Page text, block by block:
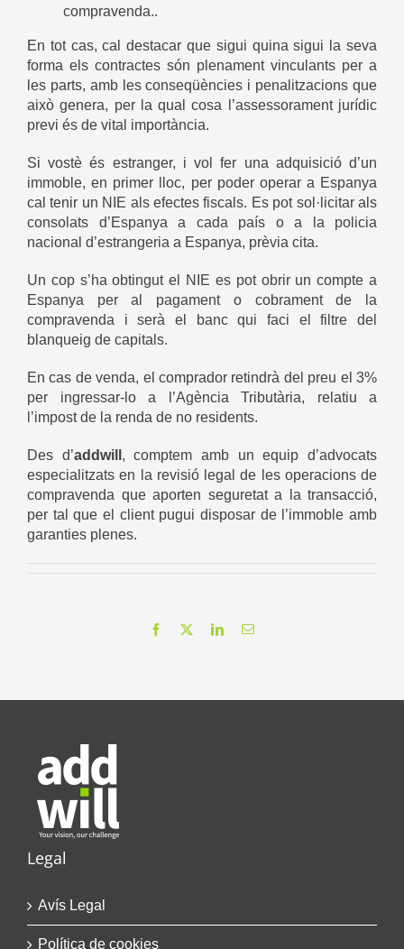
compravenda..
En tot cas, cal destacar que sigui quina sigui la seva
forma els contractes són plenament vinculants per a
les parts, amb les conseqüències i penalitzacions que
això genera, per la qual cosa l’assessorament jurídic
previ és de vital importància.
Si vostè és estranger, i vol fer una adquisició d’un
immoble, en primer lloc, per poder operar a Espanya
cal tenir un NIE als efectes fiscals. Es pot sol·licitar als
consolats d’Espanya a cada país o a la policia
nacional d’estrangeria a Espanya, prèvia cita.
Un cop s’ha obtingut el NIE es pot obrir un compte a
Espanya per al pagament o cobrament de la
compravenda i serà el banc qui faci el filtre del
blanqueig de capitals.
En cas de venda, el comprador retindrà del preu el 3%
per ingressar-lo a l’Agència Tributària, relatiu a
l’impost de la renda de no residents.
Des d’addwill , comptem amb un equip d’advocats
especialitzats en la revisió legal de les operacions de
compravenda que aporten seguretat a la transacció,
per tal que el client pugui disposar de l’immoble amb
garanties plenes.
Facebook LinkedInEmail
Legal
Avís Legal
Política de cookies